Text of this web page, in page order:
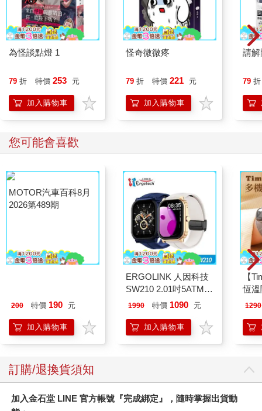
她會用「妳早就已經知道答案了吧」的無奈表情這麼說。
「好。」
這三天除了吃飯、如廁與洗澡之外幾乎都躲在房間裡，我振奮自
己沉重的身體，模仿順江奶奶般挺直背脊，繃緊神情。接著用力
下樓後先去洗手臺洗臉，正面鏡中倒映著我出現黑眼圈、非常疲
憊的臉。不知是否心理作用，感覺我短鮑伯的頭髮也毛毛躁躁
的。
肯定是因為過得太怠惰了。我如此說服自己並踏進起居室，媽媽
「啊，祈里，妳起床啦。」
「嗯，早安。」
媽媽鬆了一口氣如此說道，可以看出她「今天可以心無罣礙去工
作了」的心思。
但是，即使我的身體狀況糟糕到得請假，媽媽仍然會去上班吧。
不只先前，到昨天為止的三天連假中，媽媽也拋下說著「我身體
不舒服要在房間睡覺」的我去上班。單身外派中的爸爸總是不在
家，哥哥姊姊也出門了，儘管如此，仍丟下我一個人。
身為咖啡廳店長的媽媽沒辦法隨便請假，假日特別忙碌，所以不
可以造成她的困擾。要不然不只媽媽，還會有很多人因為我而更
我很清楚。所以我總是對自己說「沒事的」。
但是，為什麼現在會如此在意呢？
而且話說回來，三天連假中的身體不適，也只是我想要獨處的藉
口而已啊。
□不造成別人的困擾
房，從冰箱中拿出常備菜和蛋開始做便當。
忙個不停的媽媽突然在餐桌前停下腳步，拿起插著幾枝花朵的花
瓶。這是我上週從順江奶奶那裡拿回來的花，回家後馬上插進花
為怪談點燈 1
79 折 特價 253 元
加入購物車
怪奇微微疼
79 折 特價 221 元
加入購物車
請解
79 折
您可能會喜歡
200 特價 190 元
加入購物車
ERGOLINK 人因科技
SW210 2.01吋5ATM游
泳心率血氧藍牙通話腕
1990 特價 1090 元
加入購物車
【
恆
肩/
膝
1290
訂購/退換貨須知
加入金石堂 LINE 官方帳號『完成綁定』，隨時掌握出貨動